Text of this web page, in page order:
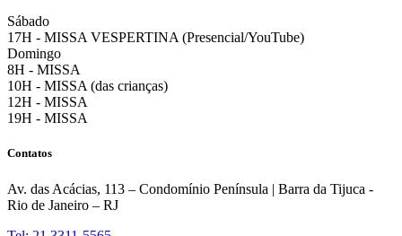
Sábado
17H - MISSA VESPERTINA (Presencial/YouTube)
Domingo
8H - MISSA
10H - MISSA (das crianças)
12H - MISSA
19H - MISSA
Contatos
Av. das Acácias, 113 – Condomínio Península | Barra da Tijuca -
Rio de Janeiro – RJ